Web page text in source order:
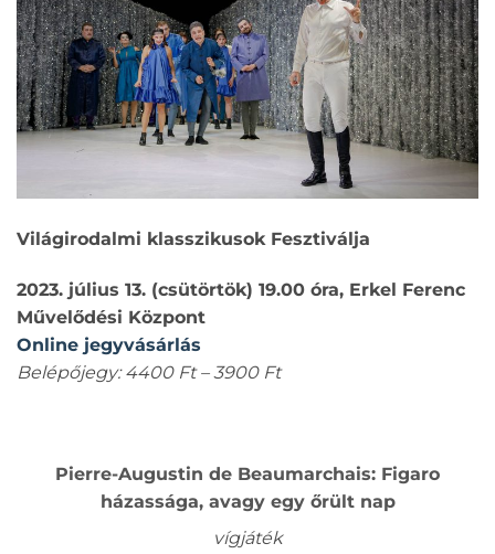
Világirodalmi klasszikusok Fesztiválja
2023. július 13. (csütörtök) 19.00 óra, Erkel Ferenc
Művelődési Központ
Online jegyvásárlás
Belépőjegy: 4400 Ft – 3900 Ft
Pierre-Augustin de Beaumarchais: Figaro
házassága, avagy egy őrült nap
vígjáték